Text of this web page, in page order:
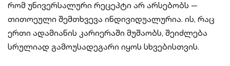
რომ უნივერსალური რეცეპტი არ არსებობს —
თითოეული შემთხვევა ინდივიდუალურია. ის, რაც
ერთი ადამიანის კარიერაში მუშაობს, შეიძლება
სრულიად გამოუსადეგარი იყოს სხვებისთვის.